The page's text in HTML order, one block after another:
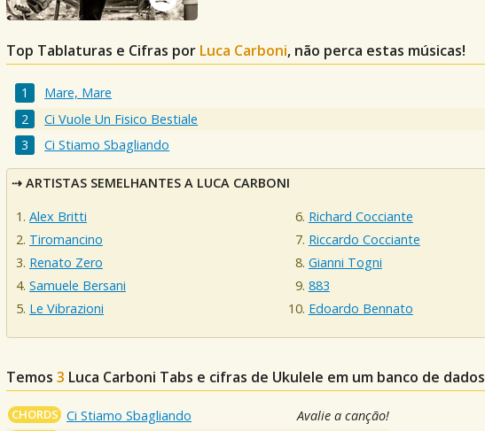
Top Tablaturas e Cifras por Luca Carboni, não perca estas músicas!
Mare, Mare
Ci Vuole Un Fisico Bestiale
Ci Stiamo Sbagliando
ARTISTAS SEMELHANTES A LUCA CARBONI
Alex Britti
Tiromancino
Renato Zero
Samuele Bersani
Le Vibrazioni
Richard Cocciante
Riccardo Cocciante
Gianni Togni
883
Edoardo Bennato
Temos 3 Luca Carboni Tabs e cifras de Ukulele em um banco de dados
CHORDS Ci Stiamo Sbagliando Avalie a canção!